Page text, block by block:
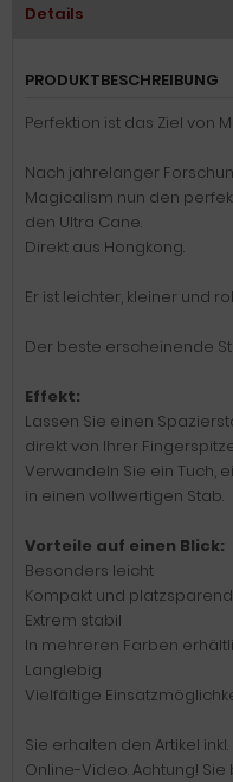
Details
PRODUKTBESCHREIBUNG
Perfektion ist das Ziel von
Nach jahrelanger
Magicalism nun den
den Ultra Cane.
Direkt aus Hongkong.
Er ist leichter, kleiner und
Der beste erscheinende
Effekt:
Lassen Sie einen
direkt von Ihrer
Verwandeln Sie ein Tuch,
in einen vollwertigen Stab.
Vorteile auf einen Blick:
Besonders leicht
Kompakt und platzsparend
Extrem stabil
In mehreren Farben
Langlebig
Vielfältige
Sie erhalten den Artikel
Online-Video. Achtung!